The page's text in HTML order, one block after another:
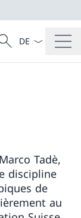
Recherche
La langue
Tadè,
discipline
de
au